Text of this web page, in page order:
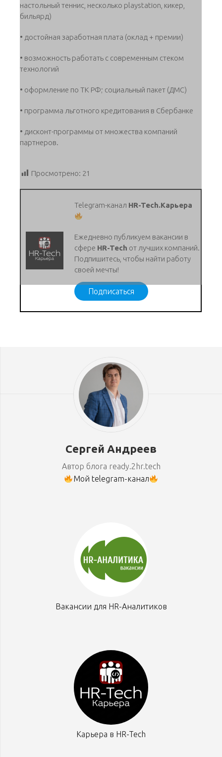
настольный теннис, несколько playstation, кикер,
бильярд)
• достойная заработная плата (оклад + премии)
• возможность работать с современным стеком
технологий
• оформление по ТК РФ; социальный пакет (ДМС)
• программа льготного кредитования в Сбербанке
• дисконт-программы от множества компаний
партнеров.
Просмотрено: 21
Telegram-канал HR-Tech.Карьера
Ежедневно публикуем вакансии в
сфере HR-Tech от лучших компаний.
Подпишитесь, чтобы найти работу
своей мечты!
Подписаться
Сергей Андреев
Автор блога ready.2hr.tech
Мой telegram-канал
Вакансии для HR-Аналитиков
Карьера в HR-Tech